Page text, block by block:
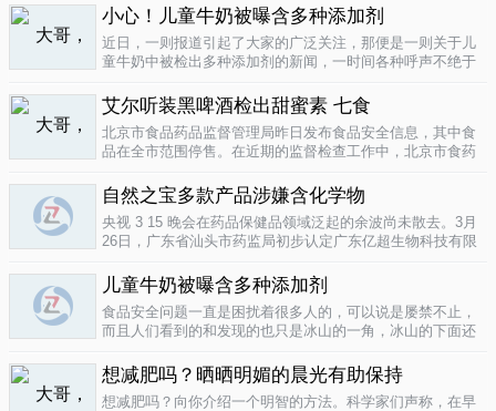
渡桥夜市上，不少摊位都有五颜六色的指甲油摆卖。 韩国进
口指甲油只要9元，另一个韩国..
小心！儿童牛奶被曝含多种添加剂
近日，一则报道引起了大家的广泛关注，那便是一则关于儿
童牛奶中被检出多种添加剂的新闻，一时间各种呼声不绝于
慌。 每天一斤奶，强壮中国人 ，到底让儿童强壮起来的是牛
奶，还是添加剂？超市中的儿童牛..
艾尔听装黑啤酒检出甜蜜素 七食
北京市食品药品监督管理局昨日发布食品安全信息，其中食
品在全市范围停售。在近期的监督检查工作中，北京市食药
带集团北京蓝宝酒业有限公司生产的 艾尔 听装黑啤酒，检出
不得检出的甜蜜素。北京市..
自然之宝多款产品涉嫌含化学物
央视 3 15 晚会在药品保健品领域泛起的余波尚未散去。3月
26日，广东省汕头市药监局初步认定广东亿超生物科技有限
已涉嫌构成生产销售伪劣产品罪，决定将案件移送汕头市公
安局依法查处。亿..
儿童牛奶被曝含多种添加剂
食品安全问题一直是困扰着很多人的，可以说是屡禁不止，
而且人们看到的和发现的也只是冰山的一角，冰山的下面还
中国家向发达国家进展的过程中的必经之路吧，但是，人们
要为这种发展付出一定的代价，尤其..
想减肥吗？晒晒明媚的晨光有助保持
想减肥吗？向你介绍一个明智的方法。科学家们声称，在早